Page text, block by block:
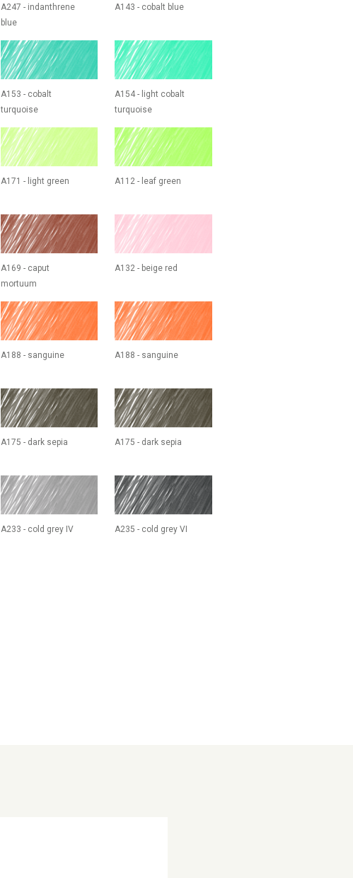
A247 - indanthrene
blue
A143 - cobalt blue
A153 - cobalt
turquoise
A154 - light cobalt
turquoise
A171 - light green A112 - leaf green
A169 - caput
mortuum
A132 - beige red
A188 - sanguine A188 - sanguine
A175 - dark sepia A175 - dark sepia
A233 - cold grey IV A235 - cold grey VI